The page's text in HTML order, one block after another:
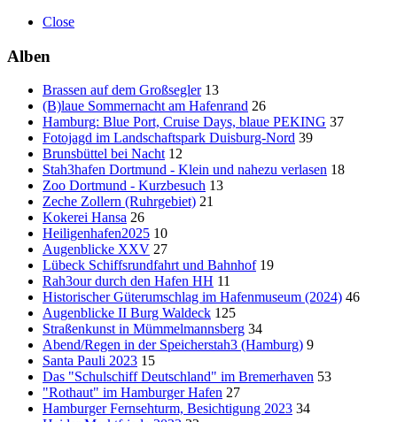
Close
Alben
Brassen auf dem Großsegler 13
(B)laue Sommernacht am Hafenrand 26
Hamburg: Blue Port, Cruise Days, blaue PEKING 37
Fotojagd im Landschaftspark Duisburg-Nord 39
Brunsbüttel bei Nacht 12
Stah3hafen Dortmund - Klein und nahezu verlasen 18
Zoo Dortmund - Kurzbesuch 13
Zeche Zollern (Ruhrgebiet) 21
Kokerei Hansa 26
Heiligenhafen2025 10
Augenblicke XXV 27
Lübeck Schiffsrundfahrt und Bahnhof 19
Rah3our durch den Hafen HH 11
Historischer Güterumschlag im Hafenmuseum (2024) 46
Augenblicke II Burg Waldeck 125
Straßenkunst in Mümmelmannsberg 34
Abend/Regen in der Speicherstah3 (Hamburg) 9
Santa Pauli 2023 15
Das "Schulschiff Deutschland" im Bremerhaven 53
"Rothaut" im Hamburger Hafen 27
Hamburger Fernsehturm, Besichtigung 2023 34